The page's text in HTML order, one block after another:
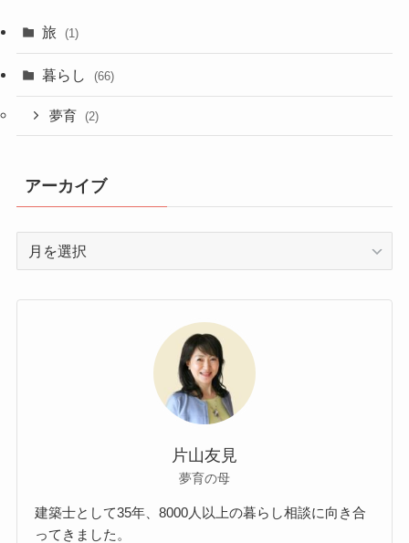
旅 (1)
暮らし (66)
夢育 (2)
アーカイブ
片山友見
夢育の母
建築士として35年、8000人以上の暮らし相談に向き合
ってきました。